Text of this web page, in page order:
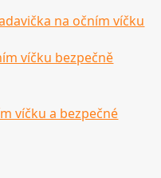
na očním víčku
víčku bezpečně
víčku a bezpečné